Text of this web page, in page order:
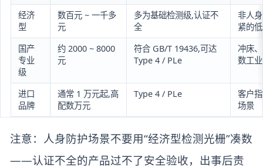
经济
型
数百元 ~ 一千多
元
多为基础检测级,认证不
全
非人
紧的
国产
专业
级
约 2000 ~ 8000
元
符合 GB/T 19436,可达
Type 4 / PLe
冲床
数工
进口
品牌
通常 1 万元起,高
配数万元
Type 4 / PLe
客户
场景
注意：人身防护场景不要用“经济型检测光栅”凑数
——认证不全的产品过不了安全验收，出事后责